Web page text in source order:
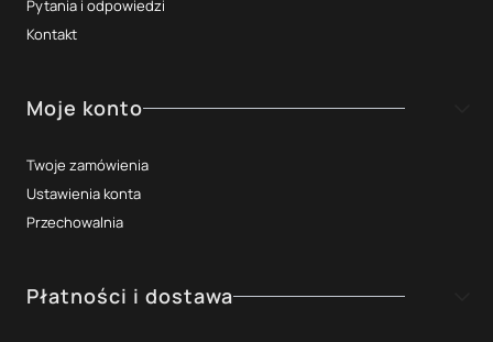
Pytania i odpowiedzi
Kontakt
Moje konto
Twoje zamówienia
Ustawienia konta
Przechowalnia
Płatności i dostawa